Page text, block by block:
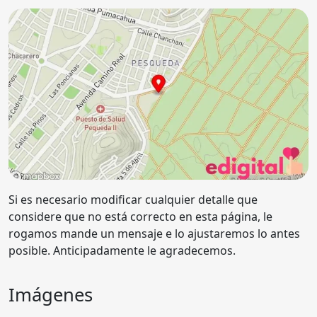
Si es necesario modificar cualquier detalle que
considere que no está correcto en esta página, le
rogamos mande un mensaje e lo ajustaremos lo antes
posible. Anticipadamente le agradecemos.
Imágenes